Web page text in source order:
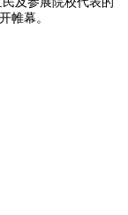
帷幕。